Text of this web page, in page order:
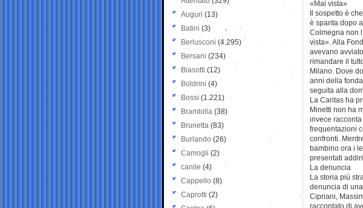
«Mai vista»
Il sospetto è
è sparita dopo
Colmegna non
vista». Alla
avevano
rimandare il
Milano. Dove
anni della
seguita alla
La Caritas ha
Minetti non ha
invece
frequentazioni
confronti.
bambino ora i
presentati
La denuncia
La storia più
denuncia di
Cipriani,
raccontato di
Auguri (13)
Batini (3)
Berlusconi (4.295)
Bersani (234)
Biasotti (12)
Boldrini (4)
Bossi (1.221)
Brambilla (38)
Brunetta (83)
Burlando (26)
Camogli (2)
canile (4)
Cappello (8)
Caprotti (2)